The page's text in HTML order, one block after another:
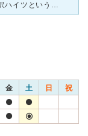
こどもの歯科治療でお世話になっています。深沢ハイツという大規模高層マンションの敷地の一角にあり、クリニックは清潔で高級感があります。診療室の前は公園ですのでうっすらと見える緑がさわやか。いつも、予約の
金 土 日 祝